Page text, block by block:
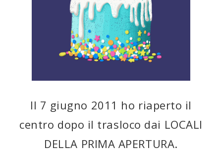
Il 7 giugno 2011 ho riaperto il
centro dopo il trasloco dai LOCALI
DELLA PRIMA APERTURA.